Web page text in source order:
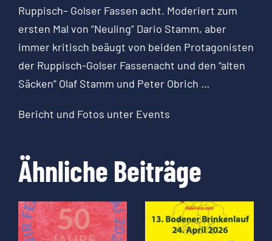
Ruppisch– Golser Fassen acht. Moderiert zum
ersten Mal von “Neuling” Dario Stamm, aber
immer kritisch beäugt von beiden Protagonisten
der Ruppisch-Golser Fassenacht und den “alten
Säcken” Olaf Stamm und Peter Obrich …
Bericht und Fotos unter Events
Ähnliche Beiträge